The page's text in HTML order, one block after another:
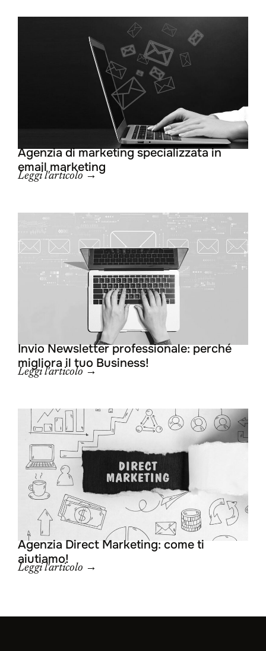
Agenzia di marketing specializzata in
email marketing
Leggi l'articolo →
Invio Newsletter professionale: perché
migliora il tuo Business!
Leggi l'articolo →
Agenzia Direct Marketing: come ti
aiutiamo!
Leggi l'articolo →